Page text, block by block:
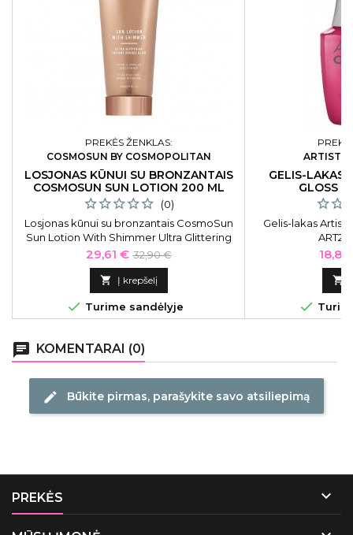
PREKĖS ŽENKLAS:
COSMOSUN BY COSMOPOLITAN
LOSJONAS KŪNUI SU BRONZANTAIS
COSMOSUN SUN LOTION 200 ML
(0)
Losjonas kūnui su bronzantais CosmoSun
Sun Lotion With Shimmer Ultra Glittering
Instant Bronze Glow CS-CSODLS7, 200 ml
Kaina
29,61 € Bazinė
kaina
32,90 €
 Į krepšelį
 Turime sandėlyje
GELIS-LAKAS
GLOSS
Gelis-lakas
Kaina
18,81


chat KOMENTARAI (0)
edit Būkite pirmas, parašykite savo atsiliepimą
PREKĖS 